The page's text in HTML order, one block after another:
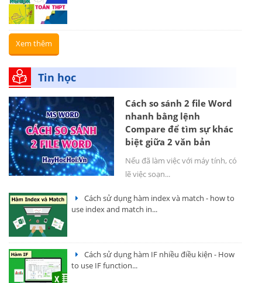
Xem thêm
Tin học
Cách so sánh 2 file Word
nhanh bằng lệnh
Compare để tìm sự khác
biệt giữa 2 văn bản
Nếu đã làm việc với máy tính, có
lẽ việc soạn...
Cách sử dụng hàm index và match - how to
use index and match in...
Cách sử dụng hàm IF nhiều điều kiện - How
to use IF function...